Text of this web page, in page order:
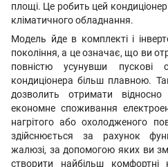
площі. Це робить цей
кліматичного обладнання.
Модель йде в комплекті і
покоління, а це означає, що ви
повністю усунувши пускові
кондиціонера більш плавною.
дозволить отримати
економне споживання
нагрітого або охолодженого
здійснюється за рахунок
жалюзі, за допомогою яких ви
створити найбільш комфортні